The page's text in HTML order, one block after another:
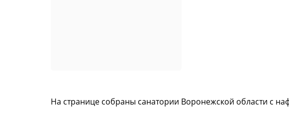
На странице собраны санатории Воронежской области с